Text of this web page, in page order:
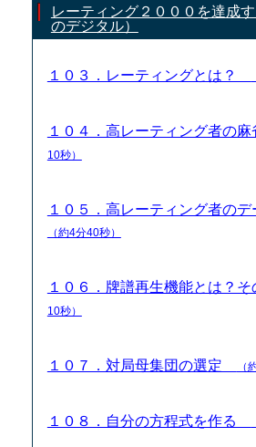
レーティング２０００を達成
のデジタル）
１０３．レーティングとは？
１０４．高レーティング者の
10秒）
１０５．高レーティング者の
（約4分40秒）
１０６．牌譜再生機能とは？
10秒）
１０７．対局母集団の選定 （
１０８．自分の方程式を作る